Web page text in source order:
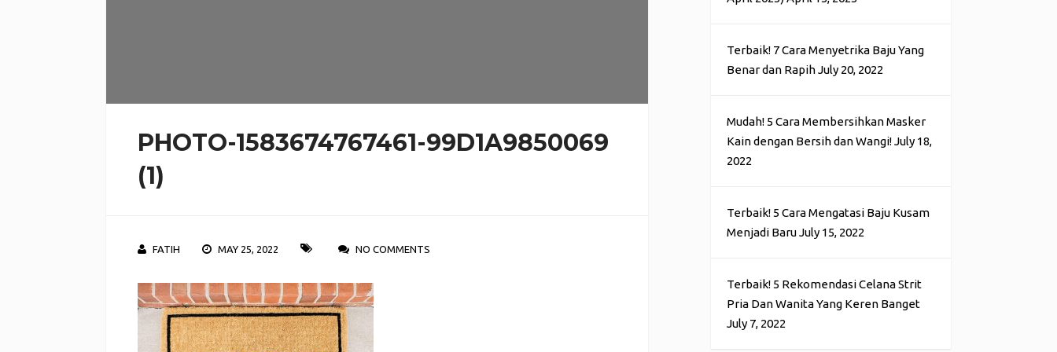
PHOTO-1583674767461-99D1A9850069
(1)
FATIH MAY 25, 2022 NO COMMENTS
Terbaik! 7 Cara Menyetrika Baju Yang
Benar dan RapihJuly 20, 2022
Mudah! 5 Cara Membersihkan Masker
Kain dengan Bersih dan Wangi!July 18,
2022
Terbaik! 5 Cara Mengatasi Baju Kusam
Menjadi BaruJuly 15, 2022
Terbaik! 5 Rekomendasi Celana Strit
Pria Dan Wanita Yang Keren Banget
July 7, 2022